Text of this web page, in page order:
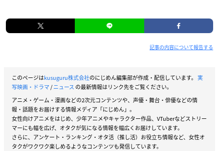
記事の内容について報告する
このページはkusuguru株式会社のにじめん編集部が作成・配信しています。 実
写映画・ドラマ/ニュース の最新情報はリンク先をご覧ください。
アニメ・ゲーム・漫画などの2次元コンテンツや、声優・舞台・俳優などの情
報・話題をお届けする情報メディア「にじめん」。
女性向けアニメをはじめ、少年アニメやキャラクター作品、VTuberなどストリー
マーにも幅を広げ、オタクが気になる情報を幅広くお届けしています。
さらに、アンケート・ランキング・オタ活（推し活）お役立ち情報など、女性オ
タクがワクワク楽しめるようなコンテンツも発信しています。